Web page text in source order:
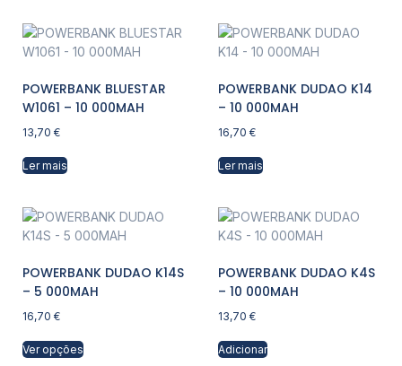
POWERBANK BLUESTAR
W1061 – 10 000MAH
13,70 €
Ler mais
POWERBANK DUDAO K14
– 10 000MAH
16,70 €
Ler mais
POWERBANK DUDAO K14S
– 5 000MAH
16,70 €
Ver opções
POWERBANK DUDAO K4S
– 10 000MAH
13,70 €
Adicionar